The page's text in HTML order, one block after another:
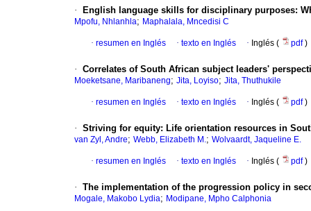
· English language skills for disciplinary purposes:
Mpofu, Nhlanhla; Maphalala, Mncedisi C
· resumen en Inglés · texto en Inglés · Inglés ( pdf)
· Correlates of South African subject leaders'
Moeketsane, Maribaneng; Jita, Loyiso; Jita, Thuthukile
· resumen en Inglés · texto en Inglés · Inglés ( pdf)
· Striving for equity: Life orientation resources in
van Zyl, Andre; Webb, Elizabeth M.; Wolvaardt, Jaqueline E.
· resumen en Inglés · texto en Inglés · Inglés ( pdf)
· The implementation of the progression policy in
Mogale, Makobo Lydia; Modipane, Mpho Calphonia